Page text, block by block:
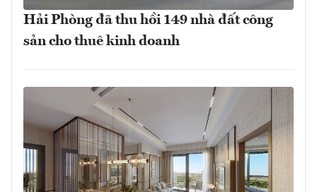
Hải Phòng đã thu hồi 149 nhà đất công
sản cho thuê kinh doanh